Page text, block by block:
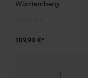
Württemberg
109,90 €*